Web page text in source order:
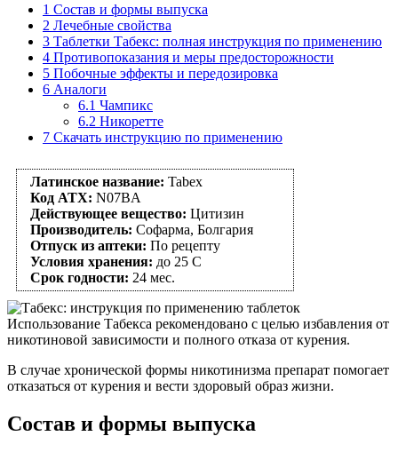
1 Состав и формы выпуска
2 Лечебные свойства
3 Таблетки Табекс: полная инструкция по применению
4 Противопоказания и меры предосторожности
5 Побочные эффекты и передозировка
6 Аналоги
6.1 Чампикс
6.2 Никоретте
7 Скачать инструкцию по применению
Латинское название: Tabex
Код АТХ: N07BA
Действующее вещество: Цитизин
Производитель: Софарма, Болгария
Отпуск из аптеки: По рецепту
Условия хранения: до 25 С
Срок годности: 24 мес.
Использование Табекса рекомендовано с целью избавления от
никотиновой зависимости и полного отказа от курения.
В случае хронической формы никотинизма препарат помогает
отказаться от курения и вести здоровый образ жизни.
Состав и формы выпуска